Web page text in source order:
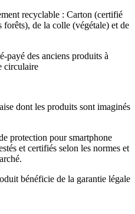
recyclable : Carton (certifié
forêts), de la colle (végétale) et de
payé des anciens produits à
circulaire
dont les produits sont imaginés
protection pour smartphone
et certifiés selon les normes et
bénéficie de la garantie légale